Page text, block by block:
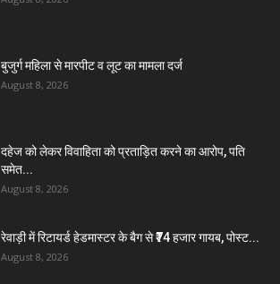
बुजुर्ग महिला से मारपीट व लूट का मामला दर्ज
August 8, 2026
दहेज को लेकर विवाहिता को प्रताड़ित करने का आरोप, पति
समेत...
August 8, 2026
रेवाड़ी में रिटायर्ड हेडमास्टर के बैग से ₹74 हजार गायब, पोस्ट...
August 8, 2026